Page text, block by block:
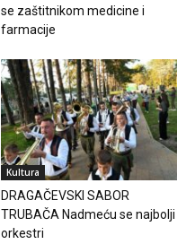
se zaštitnikom medicine i
farmacije
Kultura
DRAGAČEVSKI SABOR
TRUBAČA Nadmeću se najbolji
orkestri